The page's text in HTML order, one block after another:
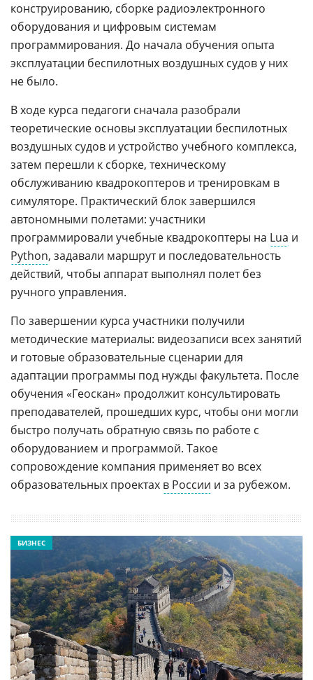
конструированию, сборке радиоэлектронного
оборудования и цифровым системам
программирования. До начала обучения опыта
эксплуатации беспилотных воздушных судов у них
не было.
В ходе курса педагоги сначала разобрали
теоретические основы эксплуатации беспилотных
воздушных судов и устройство учебного комплекса,
затем перешли к сборке, техническому
обслуживанию квадрокоптеров и тренировкам в
симуляторе. Практический блок завершился
автономными полетами: участники
программировали учебные квадрокоптеры на Lua и
Python, задавали маршрут и последовательность
действий, чтобы аппарат выполнял полет без
ручного управления.
По завершении курса участники получили
методические материалы: видеозаписи всех занятий
и готовые образовательные сценарии для
адаптации программы под нужды факультета. После
обучения «Геоскан» продолжит консультировать
преподавателей, прошедших курс, чтобы они могли
быстро получать обратную связь по работе с
оборудованием и программой. Такое
сопровождение компания применяет во всех
образовательных проектах в России и за рубежом.
БИЗНЕС